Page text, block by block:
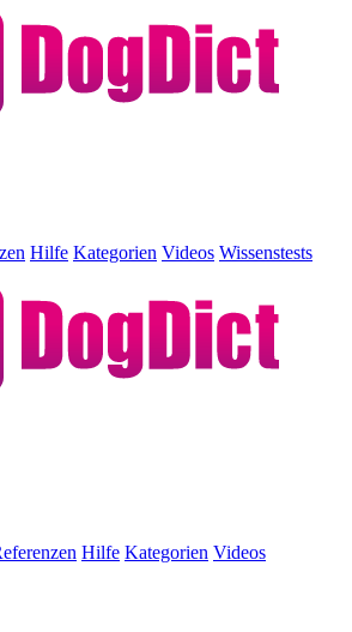
Hilfe Kategorien Videos Wissenstests
Hilfe Kategorien Videos